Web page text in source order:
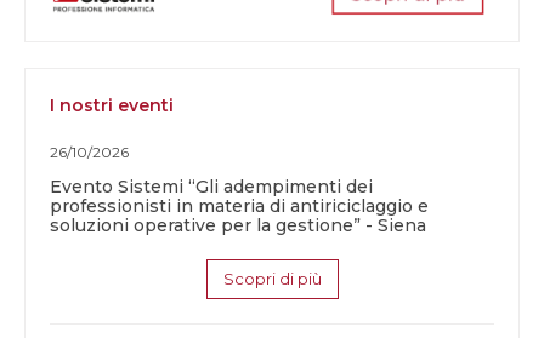
I nostri eventi
26/10/2026
Evento Sistemi “Gli adempimenti dei
professionisti in materia di antiriciclaggio e
soluzioni operative per la gestione” - Siena
Scopri di più